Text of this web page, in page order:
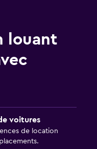
louant
voitures
de location